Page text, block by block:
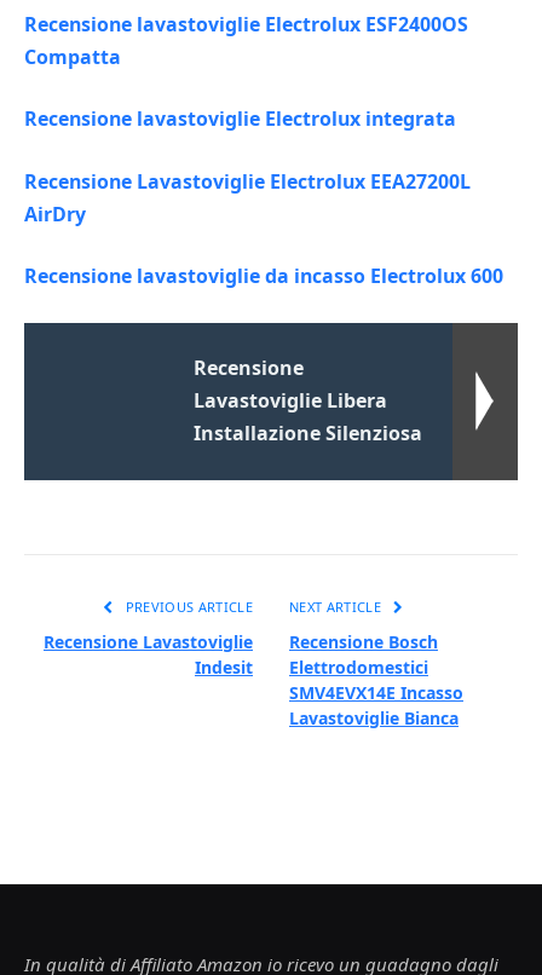
Recensione lavastoviglie Electrolux ESF2400OS
Compatta
Recensione lavastoviglie Electrolux integrata
Recensione Lavastoviglie Electrolux EEA27200L
AirDry
Recensione lavastoviglie da incasso Electrolux 600
Recensione
Lavastoviglie Libera
Installazione Silenziosa
PREVIOUS ARTICLE
Recensione Lavastoviglie
Indesit
NEXT ARTICLE
Recensione Bosch
Elettrodomestici
SMV4EVX14E Incasso
Lavastoviglie Bianca
In qualità di Affiliato Amazon io ricevo un guadagno dagli